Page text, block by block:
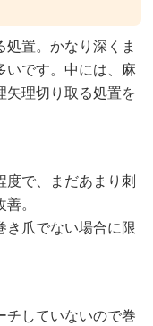
置。かなり深くま
いです。中には、麻
矢理切り取る処置を
度で、まだあまり刺
。
爪でない場合に限
チしていないので巻